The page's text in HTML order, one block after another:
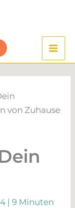
|9 Minuten